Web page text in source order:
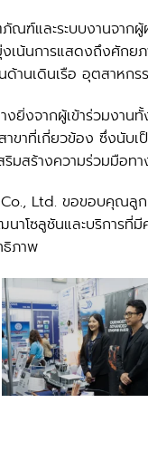
ณฑ์และระบบงานจา
น้นการแสดงถึงศักย
านเดินเรือ อุตสาหก
ยิ่งจากผู้เข้าร่วมงาน
ขาที่เกี่ยวข้อง ซึ่งนับ
มสร้างความร่วมมือทา
Ltd. ขอขอบคุณลูก
าโซลูชันและบริการที่
ธิภาพ